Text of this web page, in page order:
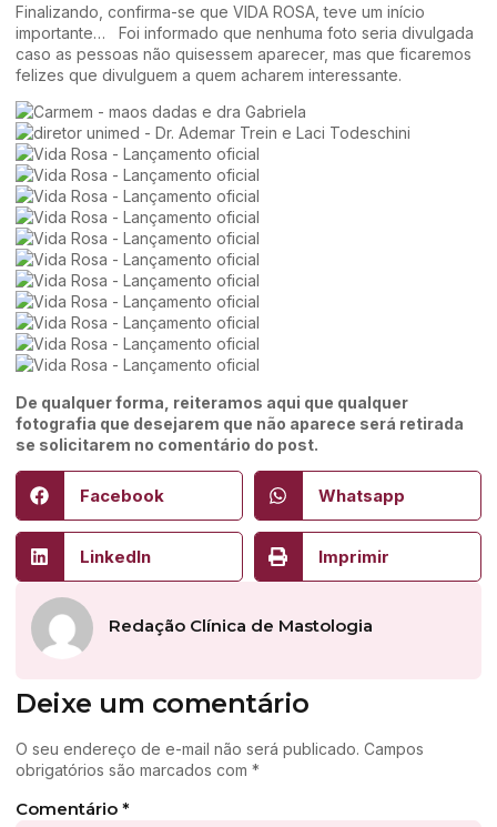
Finalizando, confirma-se que VIDA ROSA, teve um início
importante… Foi informado que nenhuma foto seria divulgada
caso as pessoas não quisessem aparecer, mas que ficaremos
felizes que divulguem a quem acharem interessante.
De qualquer forma, reiteramos aqui que qualquer
fotografia que desejarem que não aparece será retirada
se solicitarem no comentário do post.
Facebook Whatsapp
LinkedIn Imprimir
Redação Clínica de Mastologia
Deixe um comentário
O seu endereço de e-mail não será publicado. Campos
obrigatórios são marcados com *
Comentário *